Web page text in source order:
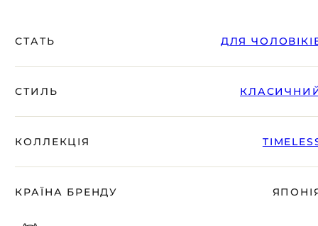
СТАТЬ ДЛЯ
СТИЛЬ
КОЛЛЕКЦІЯ
КРАЇНА БРЕНДУ